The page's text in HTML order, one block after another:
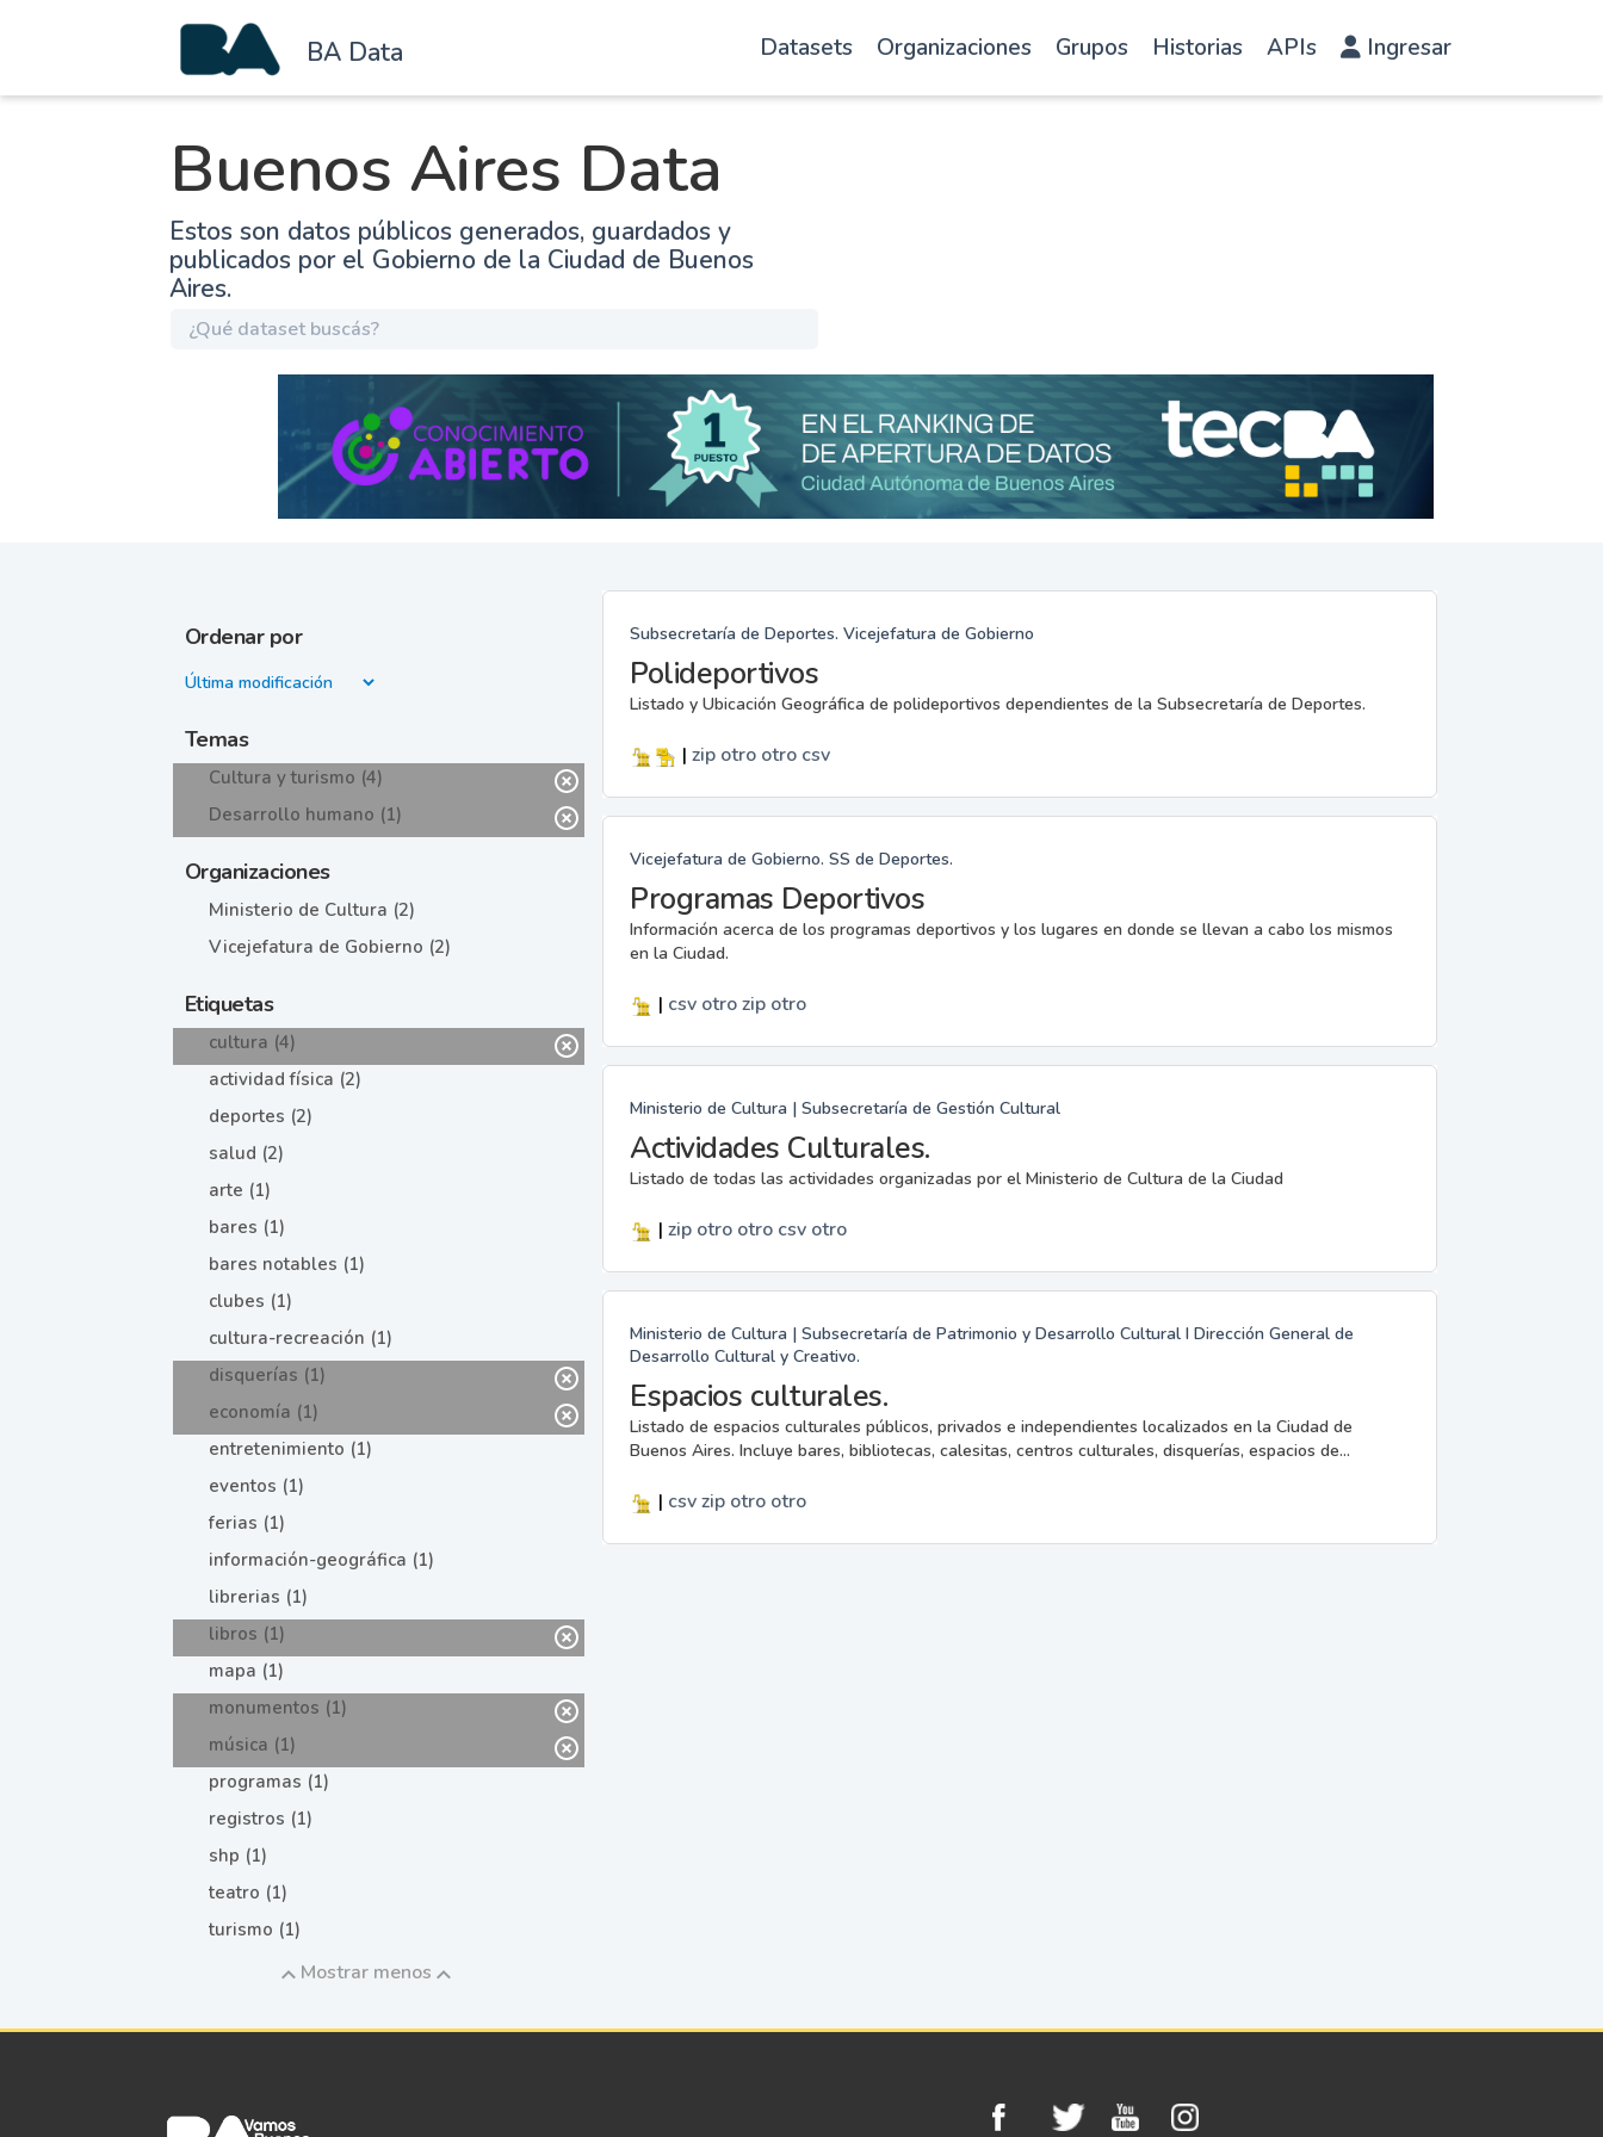
BA Data Datasets Organizaciones Grupos Historias APIs Ingresar
Buenos Aires Data
Estos son datos públicos generados, guardados y
publicados por el Gobierno de la Ciudad de Buenos
Aires.
Ordenar por
Temas
Cultura y turismo (4)
Desarrollo humano (1)
Organizaciones
Ministerio de Cultura (2)
Vicejefatura de Gobierno (2)
Etiquetas
cultura (4)
actividad física (2)
deportes (2)
salud (2)
arte (1)
bares (1)
bares notables (1)
clubes (1)
cultura-recreación (1)
disquerías (1)
economía (1)
entretenimiento (1)
eventos (1)
ferias (1)
información-geográfica (1)
librerias (1)
libros (1)
mapa (1)
monumentos (1)
música (1)
programas (1)
registros (1)
shp (1)
teatro (1)
turismo (1)
Mostrar menos
Subsecretaría de Deportes. Vicejefatura de Gobierno
Polideportivos
Listado y Ubicación Geográfica de polideportivos dependientes de la Subsecretaría de Deportes.
| zip otro otro csv
Vicejefatura de Gobierno. SS de Deportes.
Programas Deportivos
Información acerca de los programas deportivos y los lugares en donde se llevan a cabo los mismos
en la Ciudad.
| csv otrozip otro
Ministerio de Cultura | Subsecretaría de Gestión Cultural
Actividades Culturales.
Listado de todas las actividades organizadas por el Ministerio de Cultura de la Ciudad
| zip otro otro csv otro
Ministerio de Cultura | Subsecretaría de Patrimonio y Desarrollo Cultural I Dirección General de
Desarrollo Cultural y Creativo.
Espacios culturales.
Listado de espacios culturales públicos, privados e independientes localizados en la Ciudad de
Buenos Aires. Incluye bares, bibliotecas, calesitas, centros culturales, disquerías, espacios de...
| csvzip otro otro